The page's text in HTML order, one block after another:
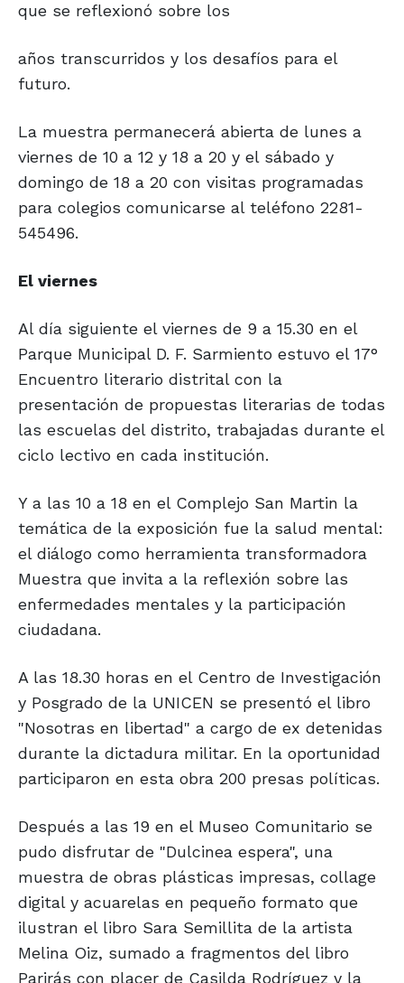
que se reflexionó sobre los
años transcurridos y los desafíos para el
futuro.
La muestra permanecerá abierta de lunes a
viernes de 10 a 12 y 18 a 20 y el sábado y
domingo de 18 a 20 con visitas programadas
para colegios comunicarse al teléfono 2281-
545496.
El viernes
Al día siguiente el viernes de 9 a 15.30 en el
Parque Municipal D. F. Sarmiento estuvo el 17°
Encuentro literario distrital con la
presentación de propuestas literarias de todas
las escuelas del distrito, trabajadas durante el
ciclo lectivo en cada institución.
Y a las 10 a 18 en el Complejo San Martin la
temática de la exposición fue la salud mental:
el diálogo como herramienta transformadora
Muestra que invita a la reflexión sobre las
enfermedades mentales y la participación
ciudadana.
A las 18.30 horas en el Centro de Investigación
y Posgrado de la UNICEN se presentó el libro
"Nosotras en libertad" a cargo de ex detenidas
durante la dictadura militar. En la oportunidad
participaron en esta obra 200 presas políticas.
Después a las 19 en el Museo Comunitario se
pudo disfrutar de "Dulcinea espera", una
muestra de obras plásticas impresas, collage
digital y acuarelas en pequeño formato que
ilustran el libro Sara Semillita de la artista
Melina Oiz, sumado a fragmentos del libro
Parirás con placer de Casilda Rodríguez y la